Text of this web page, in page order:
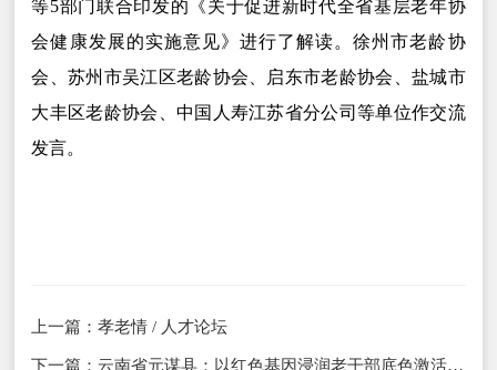
等5部门联合印发的《关于促进新时代全省基层老年协
会健康发展的实施意见》进行了解读。徐州市老龄协
会、苏州市吴江区老龄协会、启东市老龄协会、盐城市
大丰区老龄协会、中国人寿江苏省分公司等单位作交流
发言。
上一篇：孝老情 / 人才论坛
下一篇：云南省元谋县：以红色基因浸润老干部底色激活银发新动能